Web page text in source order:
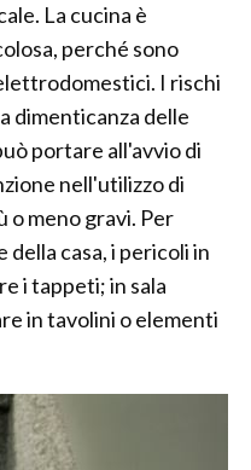
La cucina è
perché sono
I rischi
dimenticanza delle
portare all'avvio di
nell'utilizzo di
meno gravi. Per
casa, i pericoli in
i tappeti; in sala
in tavolini o elementi